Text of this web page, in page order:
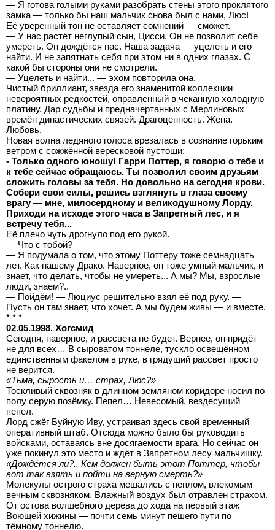
— Я готова голыми руками разобрать стены этого проклятого
замка — только бы наш мальчик снова был с нами, Люс!
Её уверенный тон не оставляет сомнений — сможет.
— У нас растёт неглупый сын, Цисси. Он не позволит себе
умереть. Он дождётся нас. Наша задача — уцелеть и его
найти. И не запятнать себя при этом ни в одних глазах. С
какой бы стороны они не смотрели.
— Уцелеть и найти... — эхом повторила она.
Чистый бриллиант, звезда его знаменитой коллекции
невероятных редкостей, оправленный в чеканную холодную
платину. Дар судьбы и предначертанных с Мерлиновых
времён династических связей. Драгоценность. Жена.
Любовь.
Новая волна ледяного голоса врезалась в сознание горьким
ветром с сожжённой вересковой пустоши:
- Только одного юношу! Гарри Поттер, я говорю о тебе и
к тебе сейчас обращаюсь. Ты позволил своим друзьям
сложить головы за тебя. Но довольно на сегодня крови.
Собери свои силы, решись взглянуть в глаза своему
врагу — мне, милосердному и великодушному Лорду.
Приходи на исходе этого часа в Запретный лес, и я
встречу тебя...
Её плечо чуть дрогнуло под его рукой.
— Что с тобой?
— Я подумала о том, что этому Поттеру тоже семнадцать
лет. Как нашему Драко. Наверное, он тоже умный мальчик, и
знает, что делать, чтобы не умереть... А мы? Мы, взрослые
люди, знаем?..
— Пойдём! — Люциус решительно взял её под руку. —
Пусть он там знает, что хочет. А мы будем живы — и вместе.
* * *
02.05.1998. Хогсмид
Сегодня, наверное, и рассвета не будет. Вернее, он придёт
не для всех… В сыроватом тоннеле, тускло освещённом
единственным факелом в руке, в грядущий рассвет просто
не верится.
«Тьма, сырость и… страх, Люс?»
Тоскливый сквозняк в длинном земляном коридоре носил по
полу серую позёмку. Пепел… Невесомый, вездесущий
пепел.
Лорд сжёг Буйную Иву, устраивая здесь свой временный
оперативный штаб. Отсюда можно было бы руководить
войсками, оставаясь вне досягаемости врага. Но сейчас он
уже покинул это место и ждёт в Запретном лесу мальчишку.
«Дождётся ли?.. Кем должен быть этот Поттер, чтобы
вот так взять и пойти на верную смерть?»
Молекулы острого страха мешались с пеплом, влекомым
вечным сквозняком. Влажный воздух был отравлен страхом.
От остова волшебного дерева до хода на первый этаж
Воющей хижины — почти семь минут пешего пути по
тёмному тоннелю.